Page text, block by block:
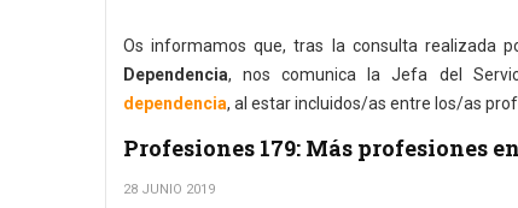
Os informamos que, tras la consulta realizada
Dependencia, nos comunica la Jefa del
dependencia, al estar incluidos/as entre los/as
Profesiones 179: Más profesiones
28 JUNIO 2019